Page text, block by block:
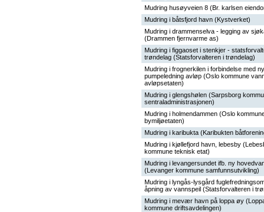
Mudring husøyveien 8 (Br. karlsen
Mudring i båtsfjord havn (Kystverket)
Mudring i drammenselva - legging av
(Drammen fjernvarme as)
Mudring i figgaoset i stenkjer -
trøndelag (Statsforvalteren i trøndelag)
Mudring i frognerkilen i forbindelse med ny
pumpeledning avløp (Oslo kommune
avløpsetaten)
Mudring i glengshølen (Sarpsborg
sentraladministrasjonen)
Mudring i holmendammen (Oslo
bymiljøetaten)
Mudring i karibukta (Karibukten
Mudring i kjøllefjord havn, lebesby
kommune teknisk etat)
Mudring i levangersundet ifb. ny
(Levanger kommune samfunnsutvikling)
Mudring i lyngås-lysgård
åpning av vannspeil (Statsforvalteren i
Mudring i mevær havn på loppa øy
kommune driftsavdelingen)